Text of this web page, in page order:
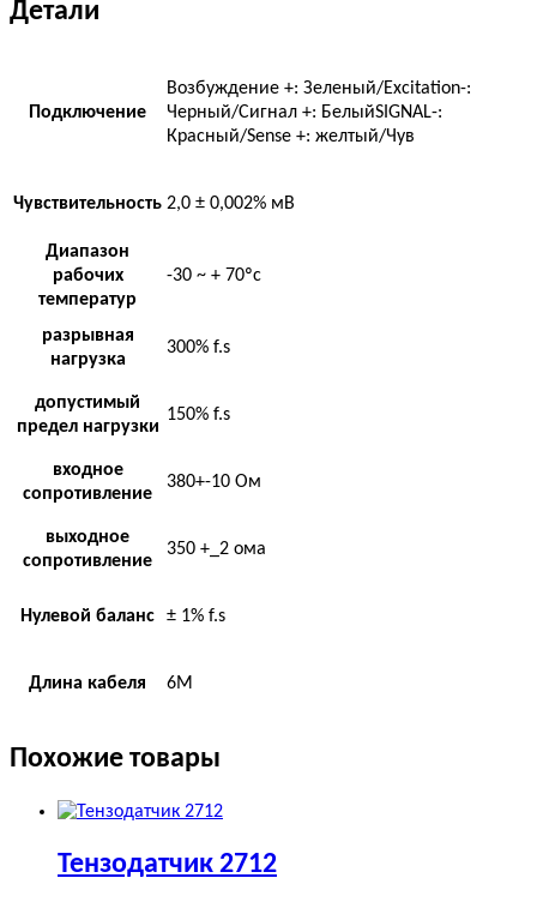
Детали
Подключение
Возбуждение +: Зеленый/Excitation-:
Черный/Сигнал +: БелыйSIGNAL-:
Красный/Sense +: желтый/Чув
Чувствительность 2,0 ± 0,002% мВ
Диапазон
рабочих
температур
-30 ~ + 70ºc
разрывная
нагрузка
300% f.s
допустимый
предел нагрузки
150% f.s
входное
сопротивление
380+-10 Ом
выходное
сопротивление
350 +_2 ома
Нулевой баланс ± 1% f.s
Длина кабеля 6M
Похожие товары
Тензодатчик 2712